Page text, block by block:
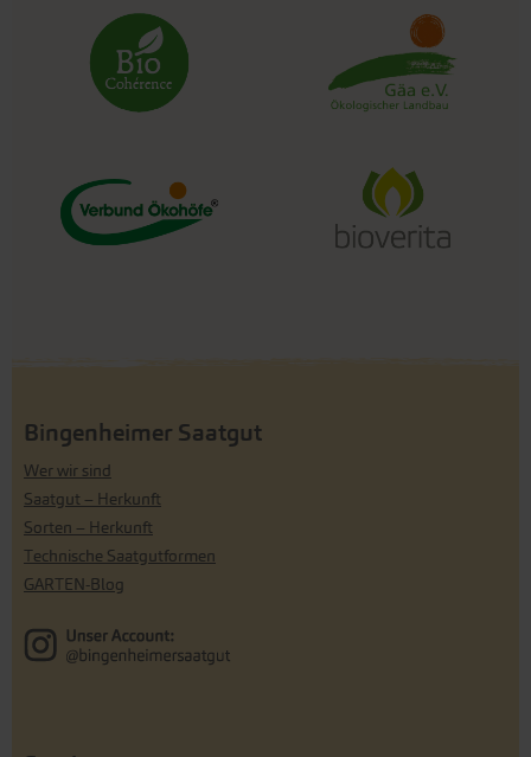
Bingenheimer Saatgut
Wer wir sind
Saatgut – Herkunft
Sorten – Herkunft
Technische Saatgutformen
GARTEN-Blog